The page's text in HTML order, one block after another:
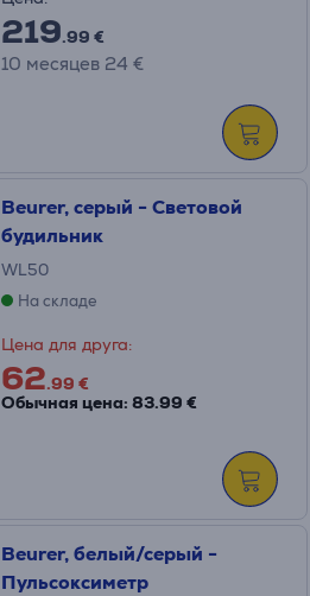
219.99 €
10 месяцев 24 €
Beurer, серый - Световой
будильник
WL50
На складе
Цена для друга:
62.99 €
Обычная цена: 83.99 €
Beurer, белый/серый -
Пульсоксиметр